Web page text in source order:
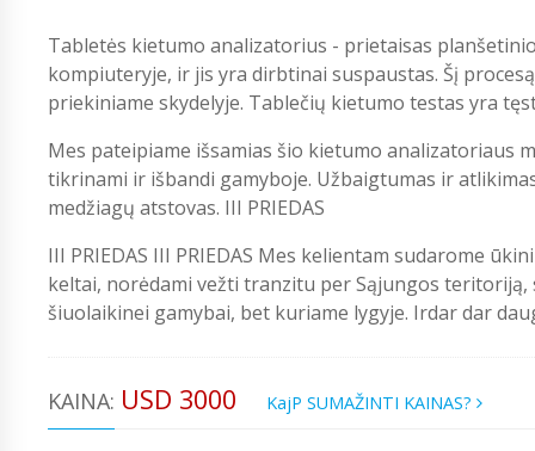
Tabletės kietumo analizatorius - prietaisas
kompiuteryje, ir jis yra dirbtinai suspaustas. Šį
priekiniame skydelyje. Tablečių kietumo testas yra
Mes pateipiame išsamias šio kietumo analizatoriaus
tikrinami ir išbandi gamyboje. Užbaigtumas ir
medžiagų atstovas. III PRIEDAS
III PRIEDAS III PRIEDAS Mes kelientam sudarome
keltai, norėdami vežti tranzitu per Sąjungos
šiuolaikinei gamybai, bet kuriame lygyje. Irdar dar
KAINA: USD 3000 KajP SUMAŽINTI KAINAS?